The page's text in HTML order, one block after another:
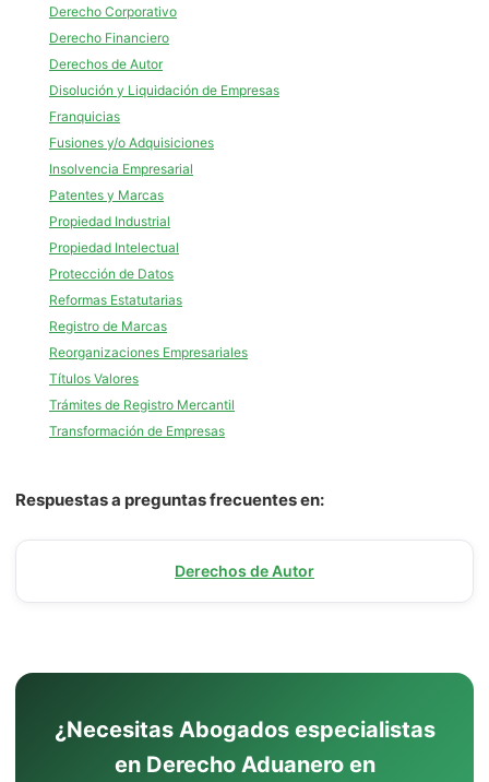
Derecho Corporativo
Derecho Financiero
Derechos de Autor
Disolución y Liquidación de Empresas
Franquicias
Fusiones y/o Adquisiciones
Insolvencia Empresarial
Patentes y Marcas
Propiedad Industrial
Propiedad Intelectual
Protección de Datos
Reformas Estatutarias
Registro de Marcas
Reorganizaciones Empresariales
Títulos Valores
Trámites de Registro Mercantil
Transformación de Empresas
Respuestas a preguntas frecuentes en:
Derechos de Autor
¿Necesitas Abogados especialistas
en Derecho Aduanero en